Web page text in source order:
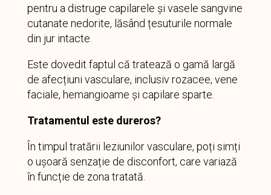
pentru a distruge capilarele și vasele sangvine
cutanate nedorite, lăsând țesuturile normale
din jur intacte.
Este dovedit faptul că tratează o gamă largă
de afecțiuni vasculare, inclusiv rozacee, vene
faciale, hemangioame și capilare sparte.
Tratamentul este dureros?
În timpul tratării leziunilor vasculare, poți simți
o ușoară senzație de disconfort, care variază
în funcție de zona tratată.